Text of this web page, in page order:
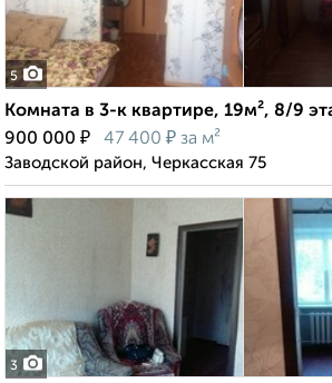
5
Комната в 3-к квартире, 19м², 8/9
900 000 ₽ 47 400 ₽ за м²
Заводской район, Черкасская 75
3